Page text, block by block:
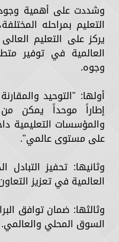
وشددت على أهمية
التعليم بمراحله
يركز على التعليم
العالمية في توفير
وجوه.
أولها: "التوحيد
إطاراً موحداً يمكن من
والمؤسسات التعليمية
على مستوى عالمي".
وثانيها: تحفيز
العالمية في تعزيز
وثالثها: ضمان توافق
السوق المحلي والعالمي.